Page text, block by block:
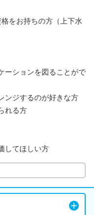
をお持ちの方（上下水
ーションを図ることがで
ンジするのが好きな方
れる方
してほしい方